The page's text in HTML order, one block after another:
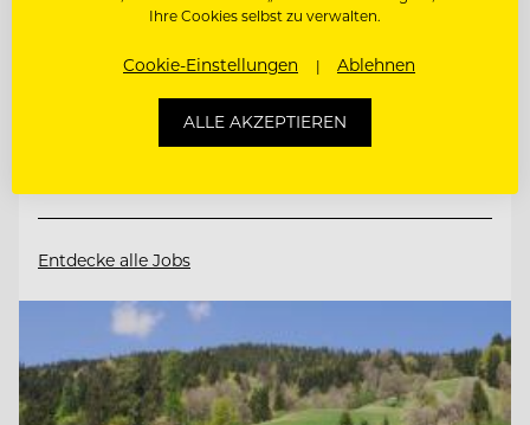
Entdecke alle Jobs
Ihre Cookies selbst zu verwalten.
Cookie-Einstellungen Ablehnen
ALLE AKZEPTIEREN